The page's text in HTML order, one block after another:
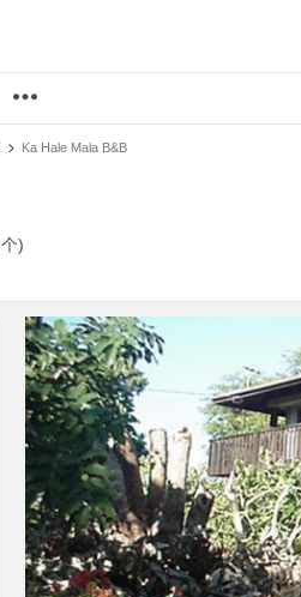
Ka Hale Mala B&B
)